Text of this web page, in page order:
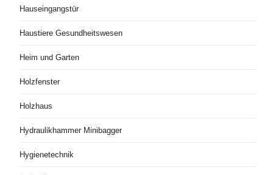
Hauseingangstür
Haustiere Gesundheitswesen
Heim und Garten
Holzfenster
Holzhaus
Hydraulikhammer Minibagger
Hygienetechnik